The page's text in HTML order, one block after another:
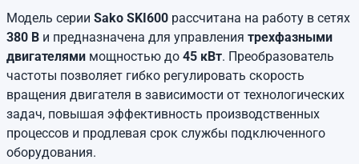
Модель серии Sako SKI600 рассчитана на работу в сетях
380 В и предназначена для управления трехфазными
двигателями мощностью до 45 кВт. Преобразователь
частоты позволяет гибко регулировать скорость
вращения двигателя в зависимости от технологических
задач, повышая эффективность производственных
процессов и продлевая срок службы подключенного
оборудования.